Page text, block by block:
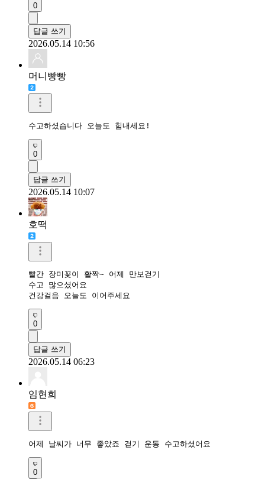
0
답글 쓰기
2026.05.14 10:56
머니빵빵
수고하셨습니다 오늘도 힘내세요!
0
답글 쓰기
2026.05.14 10:07
호떡
빨간 장미꽃이 활짝~ 어제 만보걷기
수고 많으셨어요
건강걸음 오늘도 이어주세요
0
답글 쓰기
2026.05.14 06:23
임현희
어제 날씨가 너무 좋았죠 걷기 운동 수고하셨어요
0